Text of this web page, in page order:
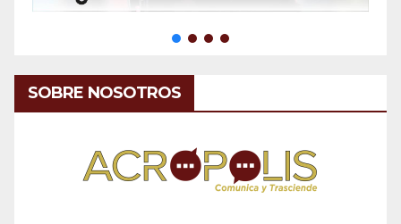
SOBRE NOSOTROS